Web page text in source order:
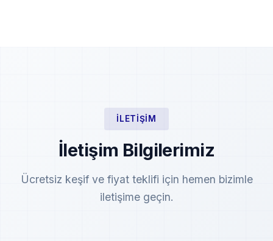
İLETIŞIM
İletişim Bilgilerimiz
Ücretsiz keşif ve fiyat teklifi için hemen bizimle
iletişime geçin.